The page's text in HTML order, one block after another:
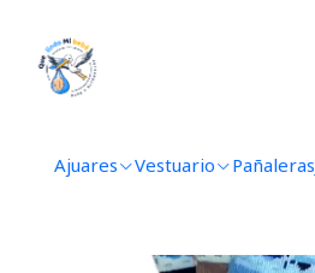
Ajuares Vestuario Pañaleras